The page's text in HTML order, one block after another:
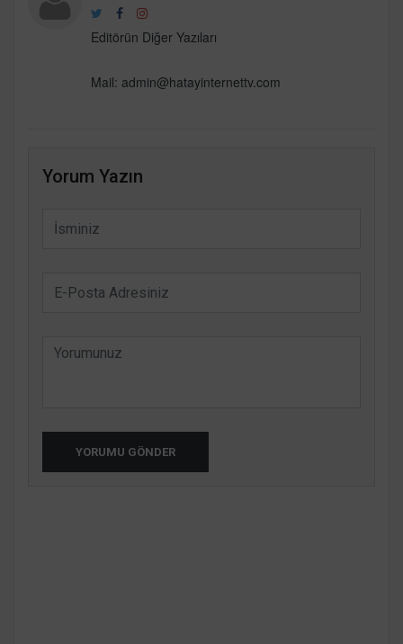
Editörün Diğer Yazıları
Mail: admin@hatayinternettv.com
Yorum Yazın
YORUMU GÖNDER